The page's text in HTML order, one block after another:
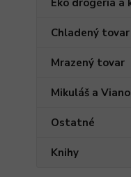
Eko drogéria a
Chladený tovar
Mrazený tovar
Mikuláš a
Ostatné
Knihy